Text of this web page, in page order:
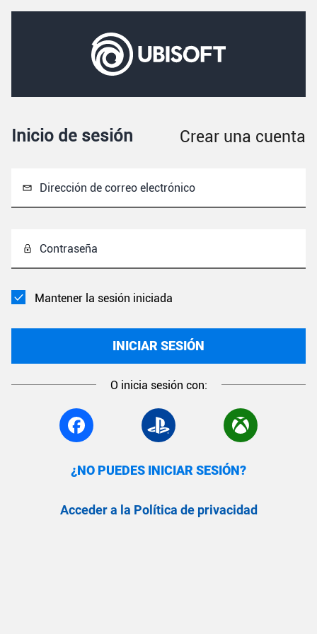
Inicio de sesión Crear una cuenta
Dirección de correo electrónico
Contraseña
Mantener la sesión iniciada
INICIAR SESIÓN
O inicia sesión con:
¿NO PUEDES INICIAR SESIÓN?
Acceder a la Política de privacidad